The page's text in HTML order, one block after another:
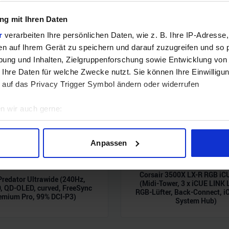
mit Ihren Daten
verarbeiten Ihre persönlichen Daten, wie z. B. Ihre IP-
auf Ihrem Gerät zu speichern und darauf zuzugreifen und so
und Inhalten, Zielgruppenforschung sowie Entwicklung
Daten für welche Zwecke nutzt. Sie können Ihre
das Privacy Trigger Symbol ändern oder widerrufen
wir auch gerne:
Lage erfassen, welche bis auf einige Meter genau
Ihre persönlichen Daten verarbeitet werden, und legen Sie
und Anzeigen zu personalisieren, Funktionen für soziale
zu analysieren. Außerdem geben wir Informationen zu
Anpassen
Ultrawide (240Hz,
QD-OLED, curved, FreeSync
Pro, 99% DCI-P3)
Corsair 3500X LX-R RGB
(Midi-Tower, 3 x iCUE LINK
RGB-Lüfter, Back-Connect,
System Hub)